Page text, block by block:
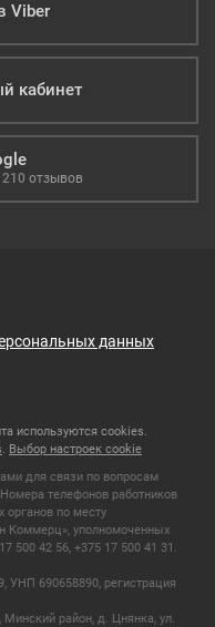
Viber
кабинет
210 отзывов
данных
используются cookies.
. Выбор настроек cookie
для связи по вопросам
телефонов работников
органов по месту
Коммерц», уполномоченных
500 42 56, +375 17 500 41 31.
УНП 690658890, регистрация
район, д. Цнянка, ул.